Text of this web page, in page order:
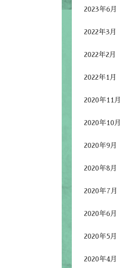
2023年6月
2022年3月
2022年2月
2022年1月
2020年11月
2020年10月
2020年9月
2020年8月
2020年7月
2020年6月
2020年5月
2020年4月